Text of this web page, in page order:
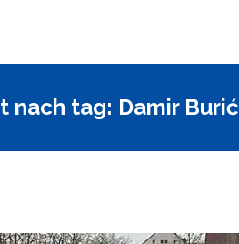
tag: Damir Burić